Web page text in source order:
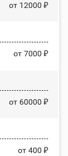
от 12000 ₽
от 7000 ₽
от 60000 ₽
от 400 ₽